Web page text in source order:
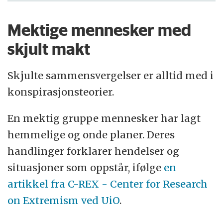
Mektige mennesker med
skjult makt
Skjulte sammensvergelser er alltid med i
konspirasjonsteorier.
En mektig gruppe mennesker har lagt
hemmelige og onde planer. Deres
handlinger forklarer hendelser og
situasjoner som oppstår, ifølge en
artikkel fra C-REX - Center for Research
on Extremism ved UiO.